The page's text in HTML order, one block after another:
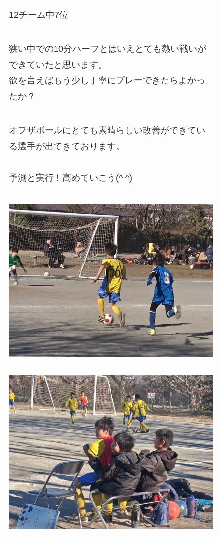
12チーム中7位
狭い中での10分ハーフとはいえとても熱い戦いが
できていたと思います。
欲を言えばもう少し丁寧にプレーできたらよかっ
たか？
オフザボールにとても素晴らしい改善ができてい
る選手が出てきております。
予測と実行！高めていこう(^ ^)